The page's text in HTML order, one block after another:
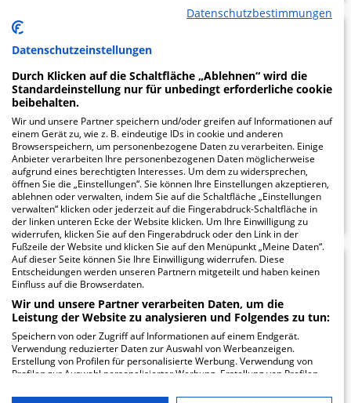
Bezirkskrankenhaus
Wöllershof
Wöllershof 1
92721 Störnstein
ZUM PROFIL
5.37
Kliniken Nordoberpfalz
AG - Krankenhaus
Vohenstrauß
Pfarrgasse 21
Datenschutzbestimmungen
Datenschutzeinstellungen
Durch Klicken auf die Schaltfläche „Ablehnen“ wird die
Standardeinstellung nur für unbedingt erforderliche cookie
beibehalten.
Wir und unsere Partner speichern und/oder greifen auf Informationen auf
einem Gerät zu, wie z. B. eindeutige IDs in cookie und anderen
Browserspeichern, um personenbezogene Daten zu verarbeiten. Einige
Anbieter verarbeiten Ihre personenbezogenen Daten möglicherweise
aufgrund eines berechtigten Interesses. Um dem zu widersprechen,
öffnen Sie die „Einstellungen“. Sie können Ihre Einstellungen akzeptieren,
ablehnen oder verwalten, indem Sie auf die Schaltfläche „Einstellungen
verwalten“ klicken oder jederzeit auf die Fingerabdruck-Schaltfläche in
der linken unteren Ecke der Website klicken. Um Ihre Einwilligung zu
widerrufen, klicken Sie auf den Fingerabdruck oder den Link in der
Fußzeile der Website und klicken Sie auf den Menüpunkt „Meine Daten“.
Auf dieser Seite können Sie Ihre Einwilligung widerrufen. Diese
Entscheidungen werden unseren Partnern mitgeteilt und haben keinen
Einfluss auf die Browserdaten.
Wir und unsere Partner verarbeiten Daten, um die
Leistung der Website zu analysieren und Folgendes zu tun:
Speichern von oder Zugriff auf Informationen auf einem Endgerät.
Verwendung reduzierter Daten zur Auswahl von Werbeanzeigen.
Erstellung von Profilen für personalisierte Werbung. Verwendung von
Profilen zur Auswahl personalisierter Werbung. Erstellung von Profilen
personalisierter Inhalte. Messung der Werbeleistung. Messung der